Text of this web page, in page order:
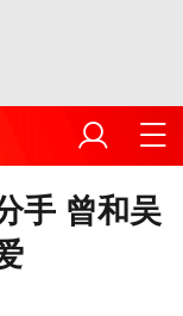
手 曾和吴